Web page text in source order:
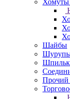
Хомуты
Шайбы
Прочий